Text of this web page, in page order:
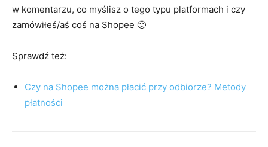
w komentarzu, co myślisz o tego typu platformach i czy
zamówiłeś/aś coś na Shopee 🙂
Sprawdź też:
Czy na Shopee można płacić przy odbiorze? Metody
płatności